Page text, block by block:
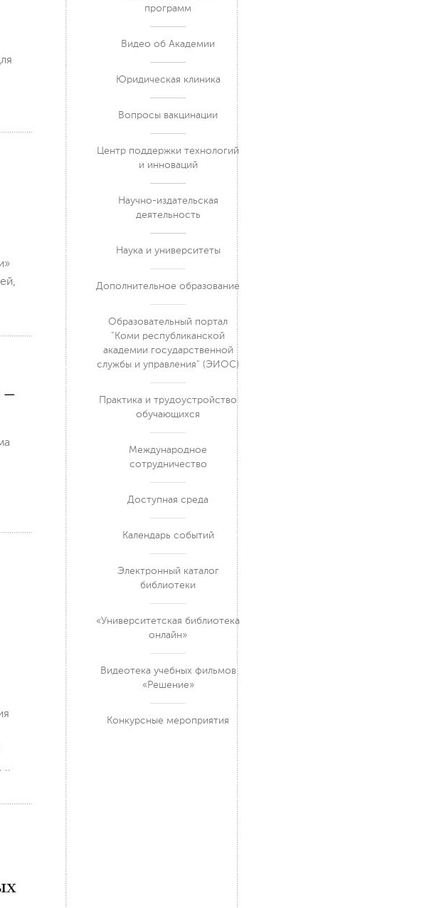
–
..
программ
Видео об Академии
Юридическая клиника
Вопросы вакцинации
Центр поддержки технологий
и инноваций
Научно-издательская
деятельность
Наука и университеты
Дополнительное образование
Образовательный портал
"Коми республиканской
академии государственной
службы и управления" (ЭИОС)
Практика и трудоустройство
обучающихся
Международное
сотрудничество
Доступная среда
Календарь событий
Электронный каталог
библиотеки
«Университетская библиотека
онлайн»
Видеотека учебных фильмов
«Решение»
Конкурсные мероприятия